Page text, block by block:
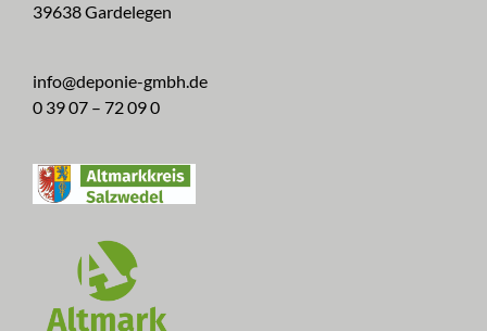
39638 Gardelegen
info@deponie-gmbh.de
0 39 07 – 72 09 0